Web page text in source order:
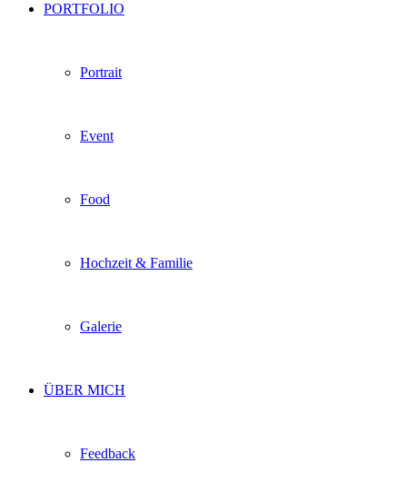
PORTFOLIO
Portrait
Event
Food
Hochzeit & Familie
Galerie
ÜBER MICH
Feedback